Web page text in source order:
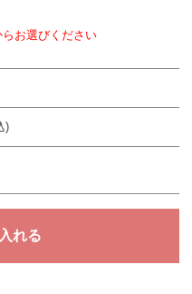
お選びください
)